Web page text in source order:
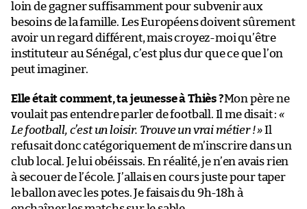
loin de gagner suffisamment pour subvenir aux
besoins de la famille. Les Européens doivent sûrement
avoir un regard différent, mais croyez-moi qu’être
instituteur au Sénégal, c’est plus dur que ce que l’on
peut imaginer.
Elle était comment, ta jeunesse à Thiès ?Mon père ne
voulait pas entendre parler de football. Il me disait : «
Le football, c’est un loisir. Trouve un vrai métier ! »Il
refusait donc catégoriquement de m’inscrire dans un
club local. Je lui obéissais. En réalité, je n’en avais rien
à secouer de l’école. J’allais en cours juste pour taper
le ballon avec les potes. Je faisais du 9h-18h à